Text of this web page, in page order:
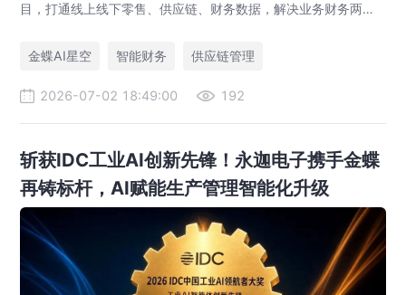
目，打通线上线下零售、供应链、财务数据，解决业务财务两张
金蝶AI星空
智能财务 供应链管理
2026-07-02 18:49:00 192
斩获IDC工业AI创新先锋！永迦电子携手金蝶
再铸标杆，AI赋能生产管理智能化升级